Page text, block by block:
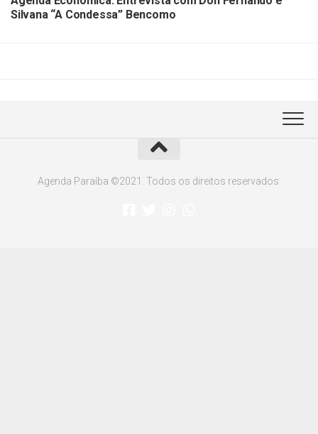
Silvana “A Condessa” Bencomo
Agenda Paraíba ©2021. Todos os direitos reservados.